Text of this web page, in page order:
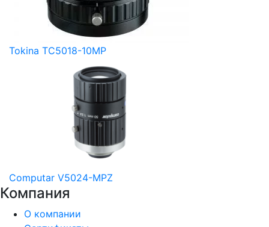
Tokina TC5018-10MP
Computar V5024-MPZ
Компания
О компании